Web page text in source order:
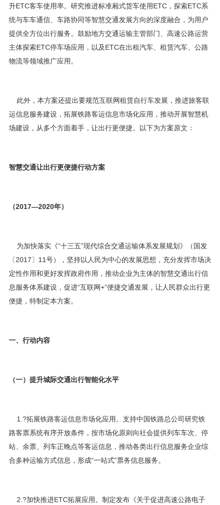
升ETC客车使用率。研究推进标准厢式货车使用ETC，探索ETC系
统与车车通信、车路协同等智慧交通发展方向的深度融合，为用户
提供全方位出行服务。鼓励地方交通运输主管部门、高速公路运营
主体探索ETC停车场应用，以及ETC在出租汽车、租赁汽车、公路
物流等领域推广应用。
此外，本方案还提出要规范互联网租赁自行车发展，推进旅客联
运信息服务建设，拓展铁路客运信息市场化应用，推动开展智慧机
场建设，从多个方面着手，让出行更便捷。以下为方案原文：
智慧交通让出行更便捷行动方案
（2017—2020年）
为加快落实《“十三五”现代综合交通运输体系发展规划》（国发
〔2017〕11号），坚持以人民为中心的发展思想，充分发挥市场决
定性作用和更好发挥政府作用，推动企业为主体的智慧交通出行信
息服务体系建设，促进“互联网+”便捷交通发展，让人民群众出行更
便捷，特制定本方案。
一、行动内容
（一）提升城际交通出行智能化水平
1.?拓展铁路客运信息市场化应用。支持中国铁路总公司研究铁
路客票系统有序开放条件，按市场化原则向社会提供列车车次、停
站、余票、列车正晚点等客运信息，推动各类出行信息服务企业综
合多种运输方式信息，形成“一站式”票务信息服务。
2.?加快推进ETC拓展应用。制定发布《关于促进高速公路电子